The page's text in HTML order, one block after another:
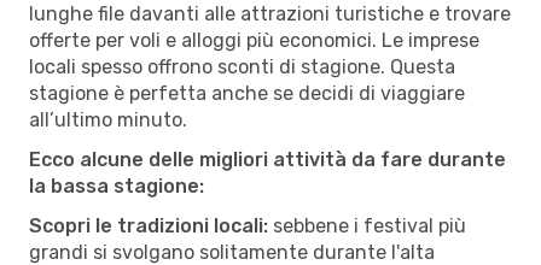
lunghe file davanti alle attrazioni turistiche e trovare
offerte per voli e alloggi più economici. Le imprese
locali spesso offrono sconti di stagione. Questa
stagione è perfetta anche se decidi di viaggiare
all’ultimo minuto.
Ecco alcune delle migliori attività da fare durante
la bassa stagione:
Scopri le tradizioni locali: sebbene i festival più
grandi si svolgano solitamente durante l'alta